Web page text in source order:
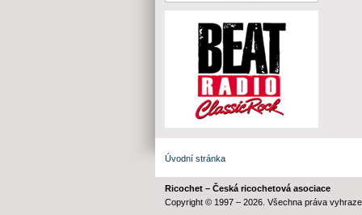
Úvodní stránka
Ricochet – Česká ricochetová asociace
Copyright © 1997 – 2026. Všechna práva